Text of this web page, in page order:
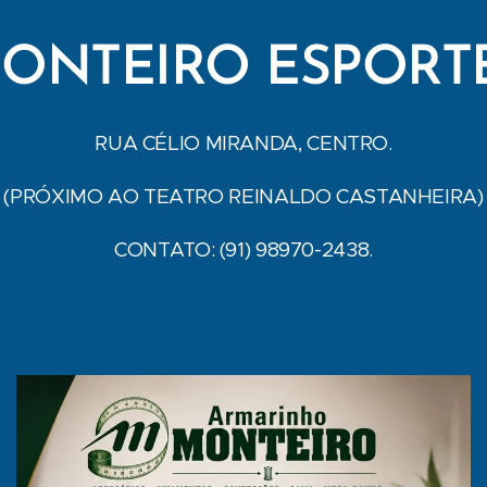
RUA CÉLIO MIRANDA, CENTRO.
(PRÓXIMO AO TEATRO REINALDO CASTANHEIRA)
CONTATO: (91) 98970-2438.